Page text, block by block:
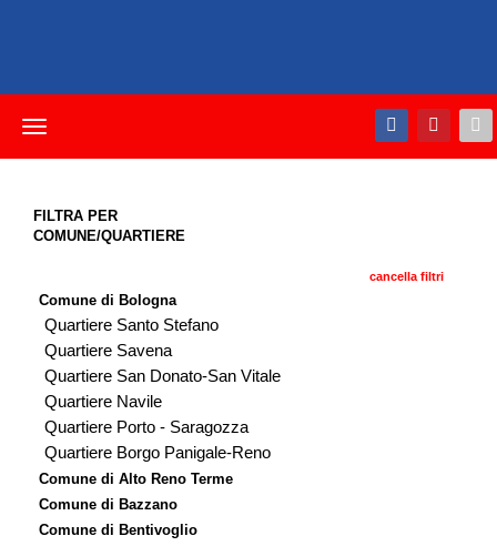
Toggle
FILTRA PER
COMUNE/QUARTIERE
cancella filtri
Comune di Bologna
Quartiere Santo Stefano
Quartiere Savena
Quartiere San Donato-San Vitale
Quartiere Navile
Quartiere Porto - Saragozza
Quartiere Borgo Panigale-Reno
Comune di Alto Reno Terme
Comune di Bazzano
Comune di Bentivoglio